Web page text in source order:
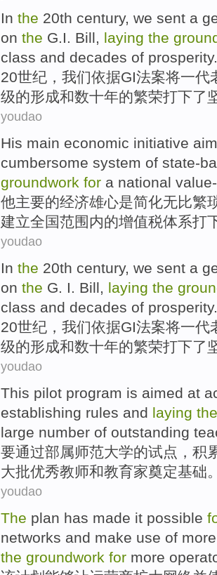
In the 20th century, we sent a
on the G.I. Bill, laying the
class and decades of prosperity.
20世纪 ， 我们依据GI法案将一代
级的形成和数十年的繁荣打下了
youdao
His main economic initiative
cumbersome system of state-
groundwork for a national
他主要的经济雄心是简化无比繁
建立全国范围内的增值税体系打
youdao
In the 20th century, we sent a
on the G. I. Bill, laying the
class and decades of prosperity.
20世纪 ， 我们依据GI法案将一代
级的形成和数十年的繁荣打下了
youdao
This pilot program is aimed at
establishing rules and laying
large number of outstanding
要通过部属师范大学的试点 ， 积
大批优秀教师和教育家奠定基础
youdao
The plan has made it possible
networks and make use of more
the groundwork for more